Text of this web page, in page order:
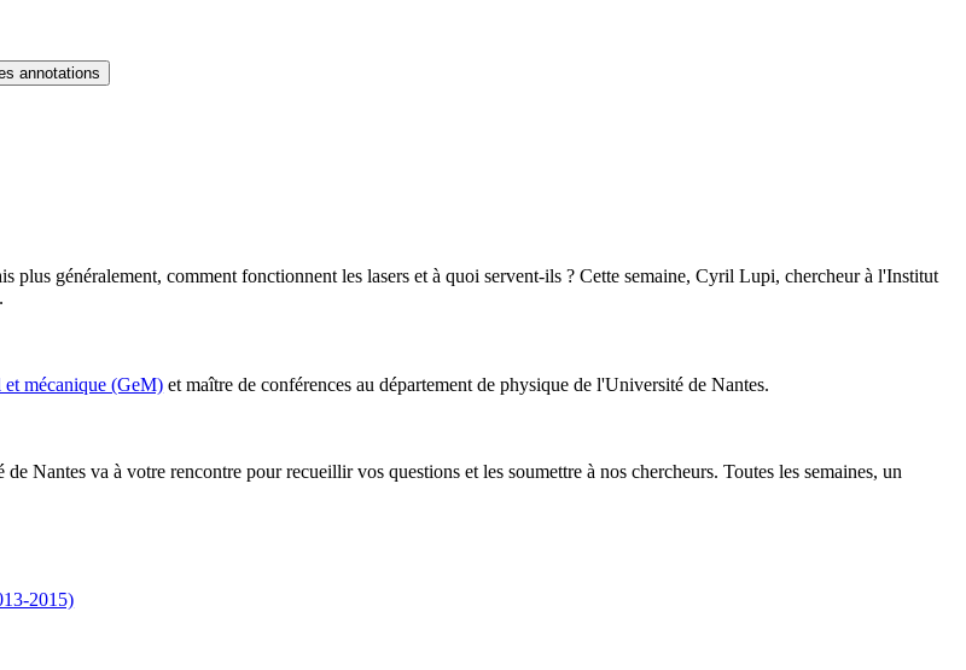
annotations
plus généralement, comment fonctionnent les lasers et à quoi servent-ils ? Cette semaine, Cyril Lupi, chercheur à l'Institut
mécanique (GeM) et maître de conférences au département de physique de l'Université de Nantes.
Nantes va à votre rencontre pour recueillir vos questions et les soumettre à nos chercheurs. Toutes les semaines, un
2015)